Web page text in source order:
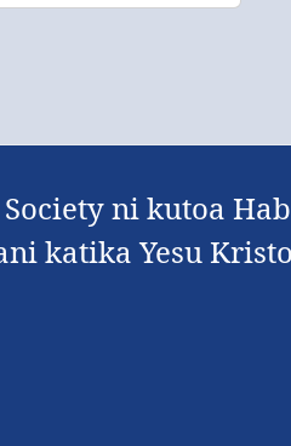
ni kutoa
katika Yesu